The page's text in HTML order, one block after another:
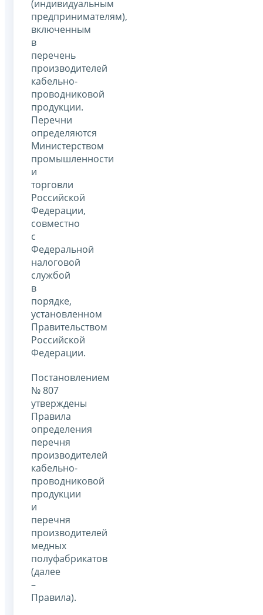
(индивидуальным
предпринимателям),
включенным
в
перечень
производителей
кабельно-
проводниковой
продукции.
Перечни
определяются
Министерством
промышленности
и
торговли
Российской
Федерации,
совместно
с
Федеральной
налоговой
службой
в
порядке,
установленном
Правительством
Российской
Федерации.
Постановлением
№ 807
утверждены
Правила
определения
перечня
производителей
кабельно-
проводниковой
продукции
и
перечня
производителей
медных
полуфабрикатов
(далее
–
Правила).